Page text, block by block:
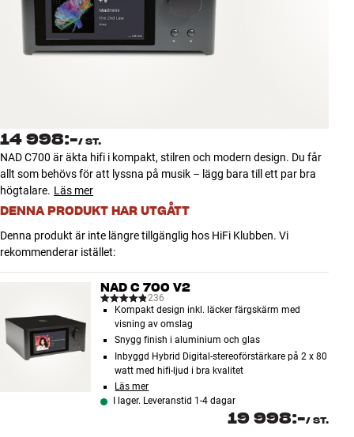
Tillbehör
INSPIRATION
NYHETER
ERBJUDANDEN
Hitta Butik
Kundtjänst
Logga in
14 998:-/ ST.
NAD C700 är äkta hifi i kompakt, stilren och modern design. Du får
allt som behövs för att lyssna på musik – lägg bara till ett par bra
högtalare. Läs mer
DENNA PRODUKT HAR UTGÅTT
Denna produkt är inte längre tillgänglig hos HiFi Klubben. Vi
rekommenderar istället:
NAD C 700 V2
236
Kompakt design inkl. läcker färgskärm med
visning av omslag
Snygg finish i aluminium och glas
Inbyggd Hybrid Digital-stereoförstärkare på 2 x 80
watt med hifi-ljud i bra kvalitet
Läs mer
I lager. Leveranstid 1-4 dagar
19 998:-/ ST.